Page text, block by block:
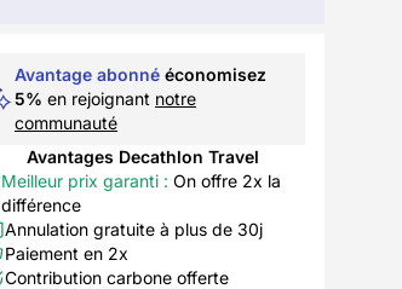
Avantage abonné économisez
5% en rejoignant notre
communauté
Avantages Decathlon Travel
Meilleur prix garanti : On offre 2x la
différence
Annulation gratuite à plus de 30j
Paiement en 2x
Contribution carbone offerte